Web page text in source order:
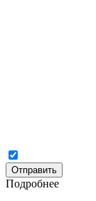
Отправить
Подробнее